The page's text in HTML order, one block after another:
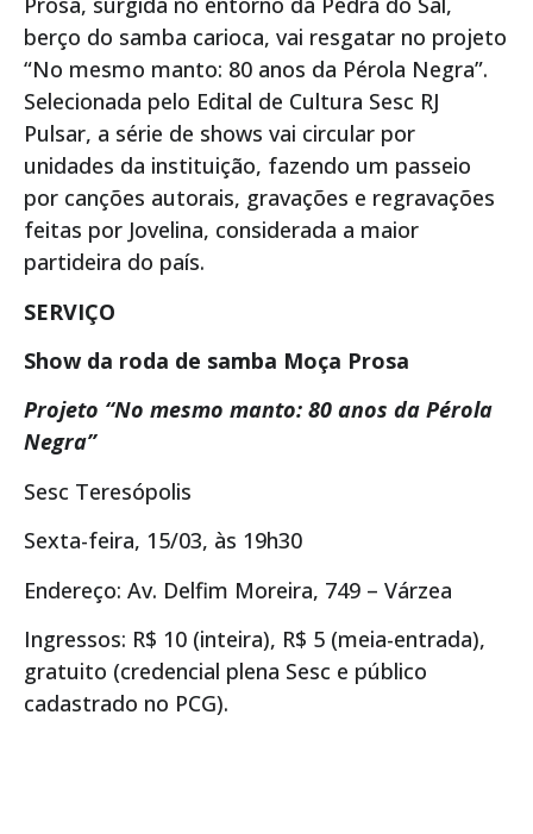
berço do samba carioca, vai resgatar no projeto
“No mesmo manto: 80 anos da Pérola Negra”.
Selecionada pelo Edital de Cultura Sesc RJ
Pulsar, a série de shows vai circular por
unidades da instituição, fazendo um passeio
por canções autorais, gravações e regravações
feitas por Jovelina, considerada a maior
partideira do país.
SERVIÇO
Show da roda de samba Moça Prosa
Projeto “No mesmo manto: 80 anos da Pérola
Negra”
Sesc Teresópolis
Sexta-feira, 15/03, às 19h30
Endereço: Av. Delfim Moreira, 749 – Várzea
Ingressos: R$ 10 (inteira), R$ 5 (meia-entrada),
gratuito (credencial plena Sesc e público
cadastrado no PCG).